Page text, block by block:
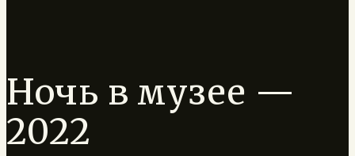
Ночь в музее —
2022